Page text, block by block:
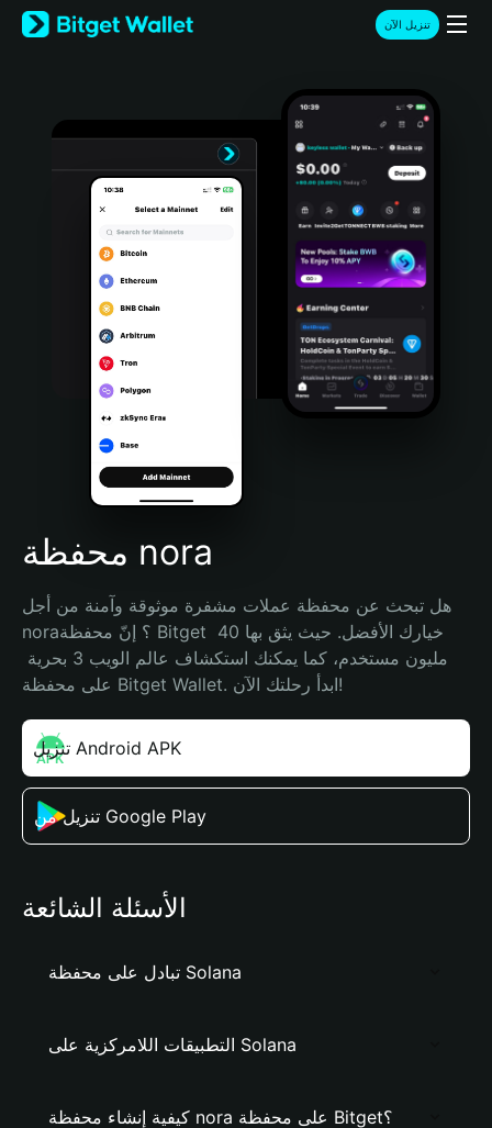
English
日本語
Türkçe
Português (Portugal)
Bahasa Indonesia
Português (Brasil)
Español (Argentina)
تنزيل الآن
محفظة nora
هل تبحث عن محفظة عملات مشفرة موثوقة وآمنة من أجل
nora؟ إنّ محفظة Bitget خيارك الأفضل. حيث يثق بها 40
على محفظة Bitget Wallet. ابدأ رحلتك الآن!
تنزيل Android APK
تنزيل من Google Play
الأسئلة الشائعة
تبادل على محفظة Solana
التطبيقات اللامركزية على Solana
كيفية إنشاء محفظة nora على محفظة Bitget؟